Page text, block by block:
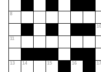
8
10
11
13 14 15 16 17